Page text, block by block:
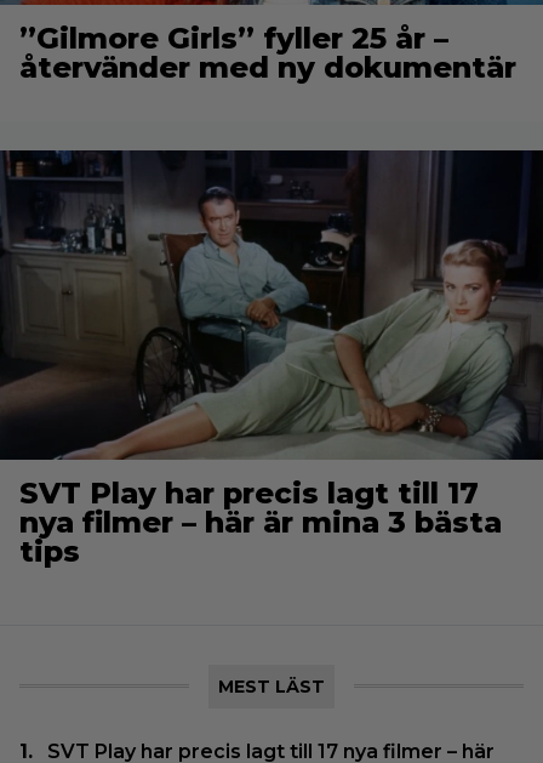
”Gilmore Girls” fyller 25 år –
återvänder med ny dokumentär
SVT Play har precis lagt till 17
nya filmer – här är mina 3 bästa
tips
MEST LÄST
SVT Play har precis lagt till 17 nya filmer – här